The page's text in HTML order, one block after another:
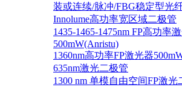
装或连续/脉冲/FBG稳定型光
Innolume高功率宽区域二极管
1435-1465-1475nm FP高功率
500mW(Anristu)
1360nm高功率FP激光器
635nm激光二极管
1300 nm 单模自由空间FP激光